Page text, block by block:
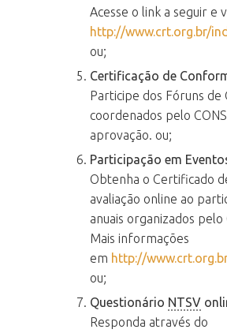
Acesse o link a seguir e
http://www.crt.org.br/
ou;
Certificação de
Participe dos Fóruns de
coordenados pelo
aprovação. ou;
Participação em
Obtenha o Certificado
avaliação online ao
anuais organizados pelo
Mais informações
em http://
ou;
Questionário NTSV
Responda através do